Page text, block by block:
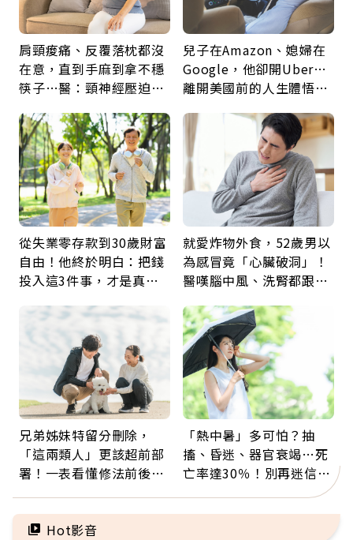
肩頸痠痛、反覆落枕都沒
在意，直到手麻到拿不穩
筷子…醫：頸神經壓迫上
鍵
兒子在Amazon、媳婦在
Google，他卻開Uber…
離開美國前的人生體悟：
從失業零存款到30歲財富
自由！他終於明白：把錢
投入這3件事，才是真正
就愛炸物外食，52歲男以
為感冒竟「心臟破洞」！
醫嘆腦中風、洗腎都跟它
救
兄弟姊妹特留分刪除，
「這兩類人」更該超前部
署！一表看懂修法前後差
更多
「熱中暑」多可怕？抽
搐、昏迷、器官衰竭…死
亡率達30％！別再迷信
「擦酒精、吃退燒藥」，
5招才能真救命
Hot影音